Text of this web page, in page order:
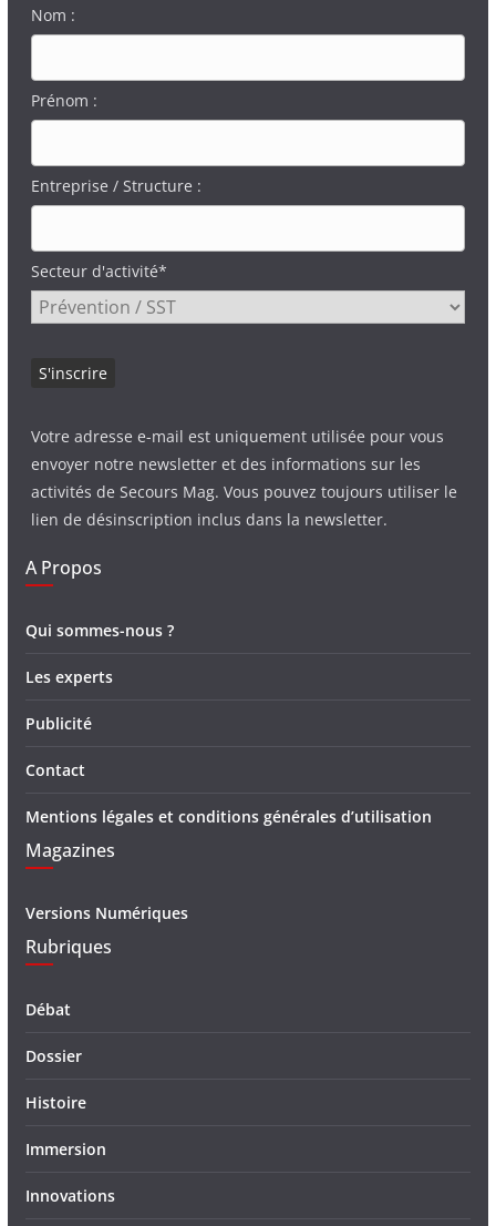
Nom :
Prénom :
Entreprise / Structure :
Secteur d'activité*
Votre adresse e-mail est uniquement utilisée pour vous
envoyer notre newsletter et des informations sur les
activités de Secours Mag. Vous pouvez toujours utiliser le
lien de désinscription inclus dans la newsletter.
A Propos
Qui sommes-nous ?
Les experts
Publicité
Contact
Mentions légales et conditions générales d’utilisation
Magazines
Versions Numériques
Rubriques
Débat
Dossier
Histoire
Immersion
Innovations